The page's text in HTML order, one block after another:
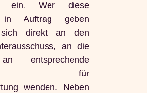
ein. Wer diese
in Auftrag geben
sich direkt an den
an die
entsprechende
für
wenden. Neben